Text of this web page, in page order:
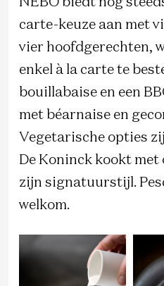
carte-keuze aan met
vier hoofdgerechten,
enkel à la carte te
bouillabaise en een
met béarnaise en
Vegetarische opties
De Koninck kookt
zijn signatuurstijl.
welkom.